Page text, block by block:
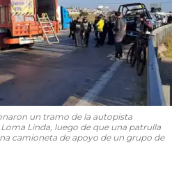
un tramo de la autopista
Linda, luego de que una patrulla
camioneta de apoyo de un grupo de